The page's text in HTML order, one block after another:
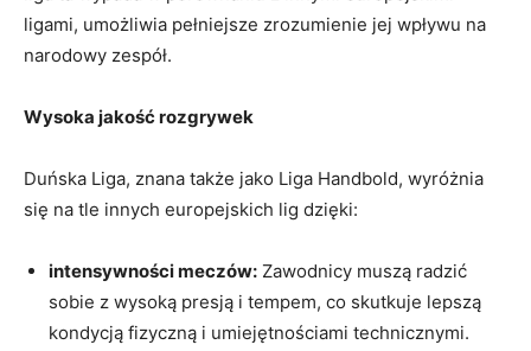
ligami, umożliwia pełniejsze zrozumienie jej ⁢wpływu na
narodowy zespół.
Wysoka jakość ⁢rozgrywek
Duńska Liga, ⁤znana także jako ​Liga Handbold, wyróżnia
się na tle innych europejskich⁤ lig dzięki:
intensywności ⁣meczów: Zawodnicy muszą radzić
sobie z wysoką presją i tempem, co skutkuje lepszą
kondycją fizyczną i umiejętnościami technicznymi.